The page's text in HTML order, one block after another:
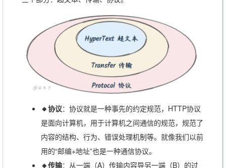
🔸协议：协议就是一种事先的约定规范，HTTP协议
是面向计算机，用于计算机之间通信的规范，规范了
内容的结构、行为、错误处理机制等。就像我们以前
用的“邮编+地址”也是一种通信协议。
🔸传输：从一端（A）传输内容导另一端（B）的过